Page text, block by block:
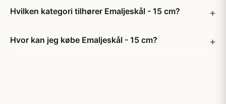
Hvilken kategori tilhører Emaljeskål - 15 cm?
Hvor kan jeg købe Emaljeskål - 15 cm?